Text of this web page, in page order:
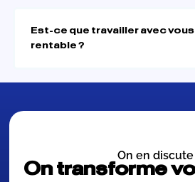
Est-ce que travailler avec
rentable ?
On en discute
On transforme